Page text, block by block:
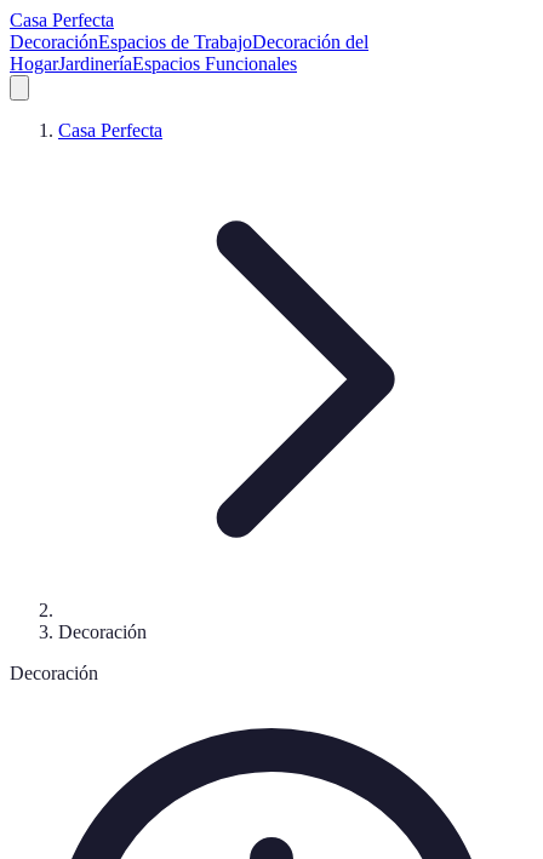
Casa Perfecta
DecoraciónEspacios de TrabajoDecoración del
HogarJardineríaEspacios Funcionales
Casa Perfecta
Decoración
Decoración